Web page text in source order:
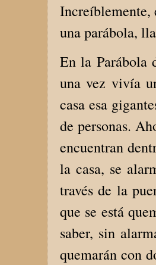
Increíblemente,
una parábola,
En la Parábola
una vez vivía
casa esa
de personas.
encuentran
la casa, se
través de la
que se está
saber, sin
quemarán con